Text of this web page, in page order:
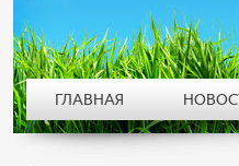
ГЛАВНАЯ